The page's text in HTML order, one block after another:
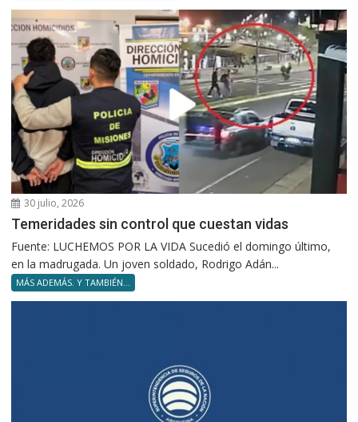
30 julio, 2026
Temeridades sin control que cuestan vidas
Fuente: LUCHEMOS POR LA VIDA Sucedió el domingo último,
en la madrugada. Un joven soldado, Rodrigo Adán...
MÁS ADEMÁS. Y TAMBIÉN...